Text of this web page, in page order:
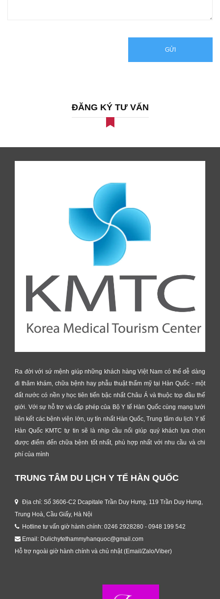
GỬI
ĐĂNG KÝ TƯ VẤN
Ra đời với sứ mệnh giúp những khách hàng Việt Nam có thể dễ dàng
đi thăm khám, chữa bệnh hay phẫu thuật thẩm mỹ tại Hàn Quốc - một
đất nước có nền y học tiên tiến bậc nhất Châu Á và thuộc top đầu thế
giới. Với sự hỗ trợ và cấp phép của Bộ Y tế Hàn Quốc cùng mạng lưới
liên kết các bệnh viện lớn, uy tín nhất Hàn Quốc, Trung tâm du lịch Y tế
Hàn Quốc KMTC tự tin sẽ là nhịp cầu nối giúp quý khách lựa chọn
được điểm đến chữa bệnh tốt nhất, phù hợp nhất với nhu cầu và chi
phí của mình
TRUNG TÂM DU LỊCH Y TẾ HÀN QUỐC
Địa chỉ: Số 3606-C2 Dcapitale Trần Duy Hưng, 119 Trần Duy Hưng,
Trung Hoà, Cầu Giấy, Hà Nội
Hotline tư vấn giờ hành chính: 0246 2928280 - 0948 199 542
Email: Dulichytethammyhanquoc@gmail.com
Hỗ trợ ngoài giờ hành chính và chủ nhật (Email/Zalo/Viber)